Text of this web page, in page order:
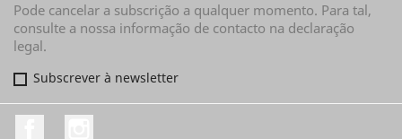
Pode cancelar a subscrição a qualquer momento. Para tal,
consulte a nossa informação de contacto na declaração
legal.
Subscrever à newsletter